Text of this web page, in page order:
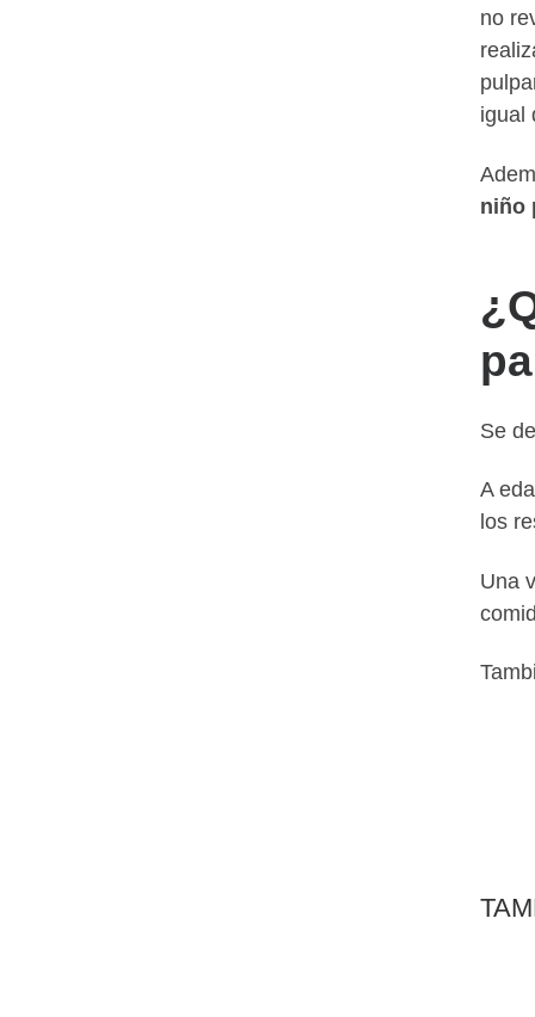
no
igual
niño
Se
A
los
Una